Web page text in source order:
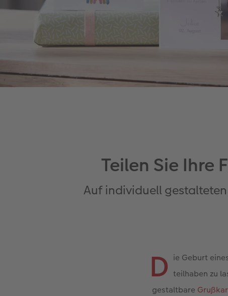
Teilen Sie Ihre
Auf individuell
D ie Geburt
teilhaben zu
gestaltbare